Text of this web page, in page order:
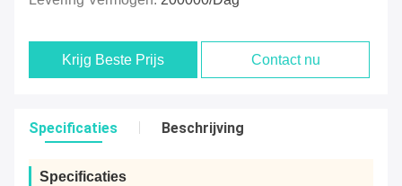
Krijg Beste Prijs Contact nu
Specificaties Beschrijving
Specificaties